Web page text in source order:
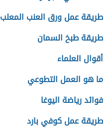
طريقة عمل ورق العنب المعلب
طريقة طبخ السمان
أقوال العلماء
ما هو العمل التطوعي
فوائد رياضة اليوغا
طريقة عمل كوفي بارد